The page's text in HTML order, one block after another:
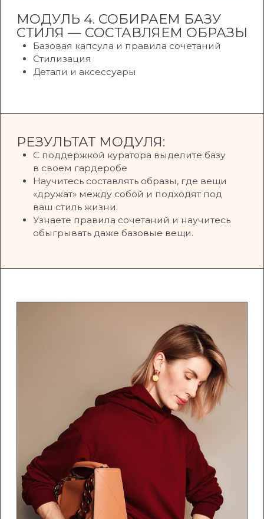
МОДУЛЬ 6. СОСТАВЛЯЕМ
КАПСУЛЫ НА РАЗНЫЕ СЛУЧАИ
Идеальные капсулы для любого случая
РЕЗУЛЬТАТ МОДУЛЯ:
Наглядно увидите результат своей
работы на курсе. У вас будут готовы
3 продуманные капсулы под разные
ситуации, в которых вы чувствуете себя
уверенно, современно и по-настоящему
собой.
Закрепите вашу трансформацию,
почувствуете гордость и уверенность.
БОНУСНЫЕ УРОКИ
Подбор прически и цвета волос
Легкий лифтинг макияж на все случаи
Оформляем портретную зону: